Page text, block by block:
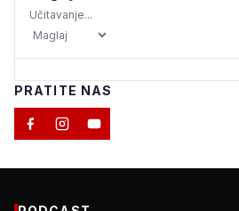
Učitavanje...
PRATITE NAS